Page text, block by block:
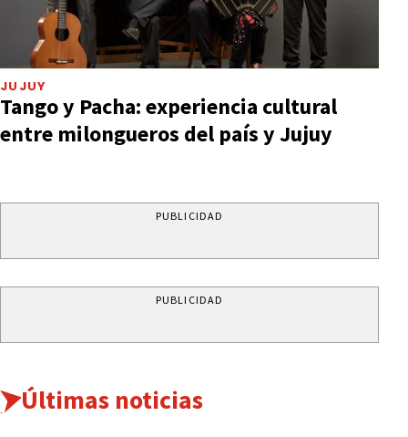
JUJUY
Tango y Pacha: experiencia cultural
entre milongueros del país y Jujuy
PUBLICIDAD
PUBLICIDAD
Últimas noticias